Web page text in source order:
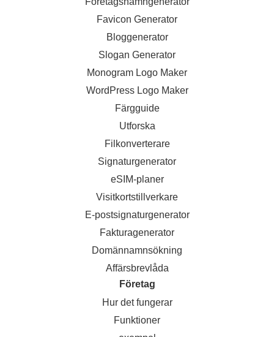
Favicon Generator
Bloggenerator
Slogan Generator
Monogram Logo Maker
WordPress Logo Maker
Färgguide
Utforska
Filkonverterare
Signaturgenerator
eSIM-planer
Visitkortstillverkare
E-postsignaturgenerator
Fakturagenerator
Domännamnsökning
Affärsbrevlåda
Företag
Hur det fungerar
Funktioner